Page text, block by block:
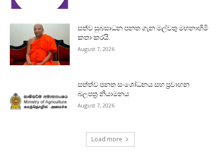
සත්ව සුබසාධන පනත ගැන මල්වතු මහනාහිමි
කතා කරයි.
August 7, 2026
සත්ත්ව පනත සංශෝධනය සහ ප්‍රවාහන
බලපත්‍ර නියාමනය
August 7, 2026
Load more